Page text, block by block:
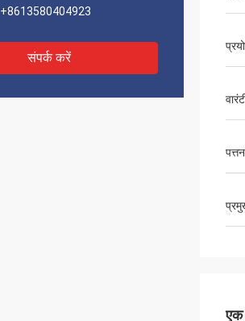
+8613580404923
संपर्क करें
पत्तन
एक